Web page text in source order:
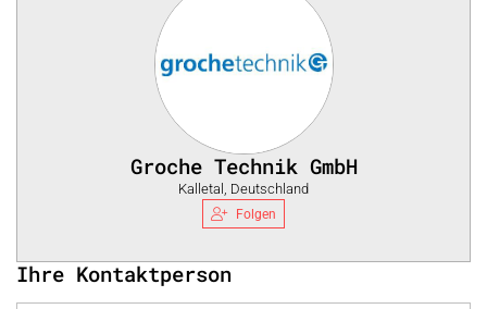
Groche Technik GmbH
Kalletal, Deutschland
Folgen
Ihre Kontaktperson